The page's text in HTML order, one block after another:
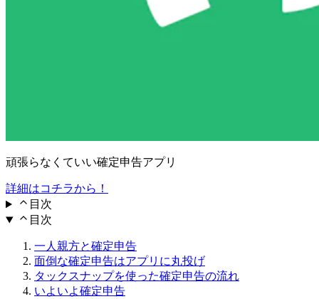
頑張らなくていい確定申告アプリ
詳細はコチラから！
目次
目次
一人親方と確定申告
面倒な確定申告はアプリに丸投げ
タックスナップを使った確定申告の流れ
いよいよ確定申告